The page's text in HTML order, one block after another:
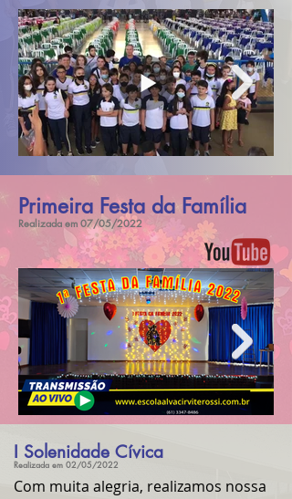
Primeira Festa da Família
Realizada em 07/05/2022
I Solenidade Cívica
Realizada em 02/05/2022
Com muita alegria, realizamos nossa